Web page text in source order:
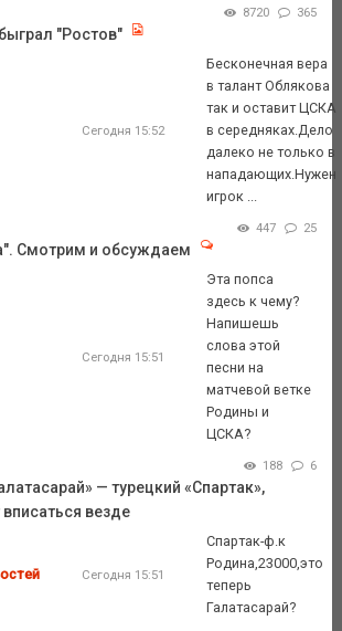
8720 365
"Ростов"
Сегодня 15:52
Бесконечная вера
в талант Облякова
так и оставит ЦСКА
в середняках.Дело
далеко не только в
нападающих.Нужен
игрок ...
447 25
Смотрим и обсуждаем
Сегодня 15:51
Эта попса
здесь к чему?
Напишешь
слова этой
песни на
матчевой ветке
Родины и
ЦСКА?
188 6
— турецкий «Спартак»,
везде
Сегодня 15:51
Спартак-ф.к
Родина,23000,это
теперь
Галатасарай?